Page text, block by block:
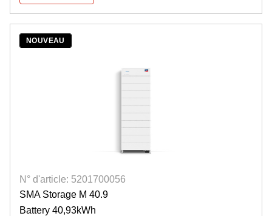
NOUVEAU
N° d'article: 5201700056
SMA Storage M 40.9
Battery 40,93kWh